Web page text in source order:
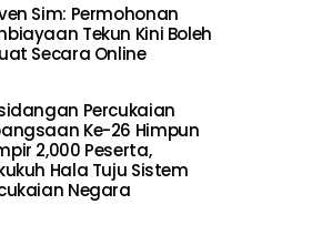
Sim: Permohonan
Tekun Kini Boleh
Secara Online
Percukaian
Ke-26 Himpun
2,000 Peserta,
Hala Tuju Sistem
Negara